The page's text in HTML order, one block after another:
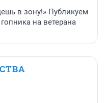
в зону!» Публикуем
на ветерана